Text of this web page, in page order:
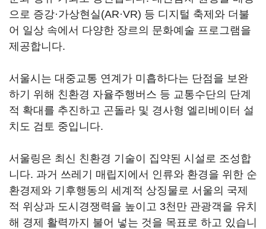
으로 증강·가상현실(AR·VR) 등 디지털 축제와 더불
어 일상 속에서 다양한 장르의 문화예술 프로그램을
제공합니다.
서울시는 대중교통 연계가 미흡하다는 단점을 보완
하기 위해 친환경 자율주행버스 등 교통수단의 단계
적 확대를 추진하고 곤돌라 및 경사형 엘리베이터 설
치도 검토 중입니다.
서울링은 최신 친환경 기술이 집약된 시설로 조성합
니다. 과거 쓰레기 매립지에서 인류와 환경을 위한 순
환경제와 기후행동의 세계적 상징물로 서울의 국제
적 위상과 도시경쟁력을 높이고 3천만 관광객을 유치
해 경제 활력까지 불어 넣는 것을 목표로 하고 있습니